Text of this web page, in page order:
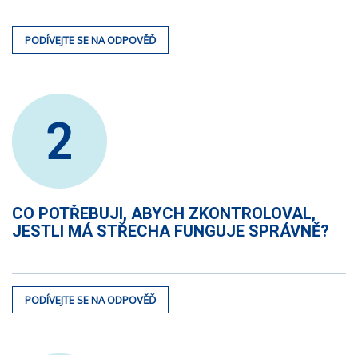
PODÍVEJTE SE NA ODPOVĚĎ
2
CO POTŘEBUJI, ABYCH ZKONTROLOVAL,
JESTLI MÁ STŘECHA FUNGUJE SPRÁVNĚ?
PODÍVEJTE SE NA ODPOVĚĎ